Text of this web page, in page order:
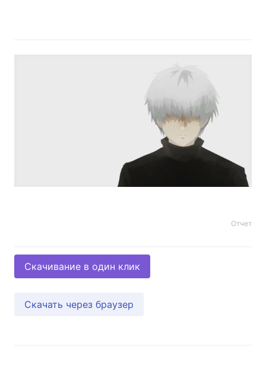
Отчет
Скачивание в один клик
Скачать через браузер